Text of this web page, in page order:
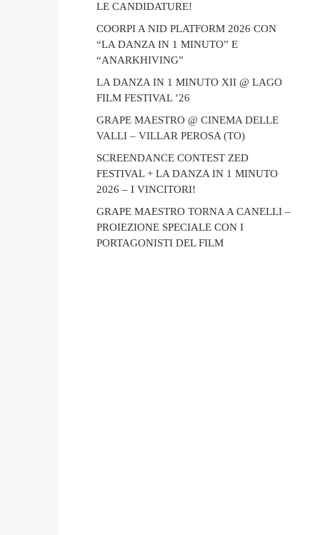
LE CANDIDATURE!
COORPI A NID PLATFORM 2026 CON
“LA DANZA IN 1 MINUTO” E
“ANARKHIVING”
LA DANZA IN 1 MINUTO XII @ LAGO
FILM FESTIVAL ’26
GRAPE MAESTRO @ CINEMA DELLE
VALLI – VILLAR PEROSA (TO)
SCREENDANCE CONTEST ZED
FESTIVAL + LA DANZA IN 1 MINUTO
2026 – I VINCITORI!
GRAPE MAESTRO TORNA A CANELLI –
PROIEZIONE SPECIALE CON I
PORTAGONISTI DEL FILM